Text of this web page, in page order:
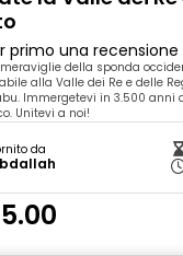
primo una recensione
della sponda
alla Valle dei Re e delle
Immergetevi in 3.500 anni
Unitevi a noi!
da